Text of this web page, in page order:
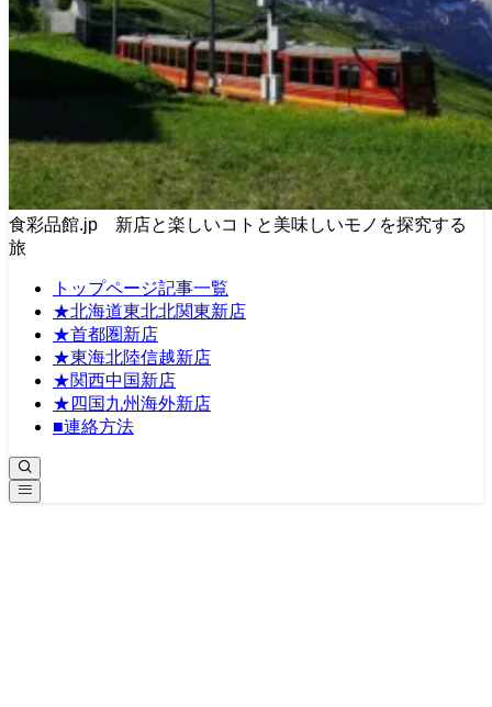
食彩品館.jp 新店と楽しいコトと美味しいモノを探究する
旅
トップページ記事一覧
★北海道東北北関東新店
★首都圏新店
★東海北陸信越新店
★関西中国新店
★四国九州海外新店
■連絡方法